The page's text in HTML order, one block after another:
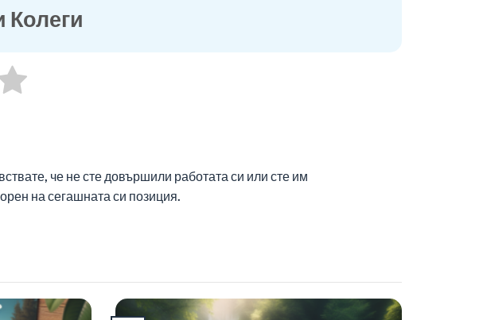
че не сте довършили работата си или сте им
на сегашната си позиция.